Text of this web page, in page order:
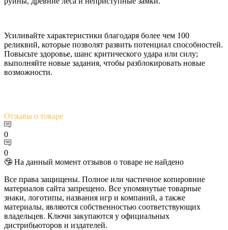
Усиливайте характеристики благодаря более чем 100
реликвий, которые позволят развить потенциал способностей.
Повысьте здоровье, шанс критического удара или силу;
выполняйте новые задания, чтобы разблокировать новые
возможности.
Отзывы о товаре
0
0
🤥 На данный момент отзывов о товаре не найдено
Все права защищены. Полное или частичное копировние
материалов сайта запрещено. Все упомянутые товарные
знаки, логотипы, названия игр и компаний, а также
материалы, являются собственностью соответствующих
владельцев. Ключи закупаются у официальных
дистрибьюторов и издателей.